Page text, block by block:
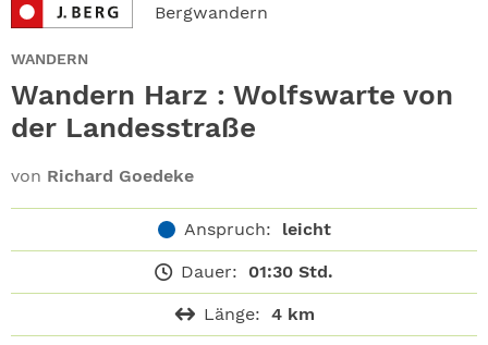
Bergwandern
WANDERN
Wandern Harz : Wolfswarte von
der Landesstraße
von Richard Goedeke
Anspruch: leicht
Dauer: 01:30 Std.
Länge: 4 km
ABO
GEWINNEN
NEWSLETTER
SHOP